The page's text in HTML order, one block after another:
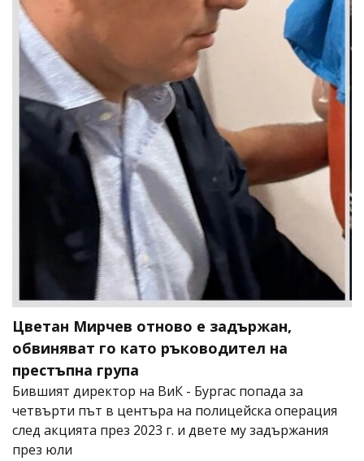
Цветан Мирчев отново е задържан,
обвиняват го като ръководител на
престъпна група
Бившият директор на ВиК - Бургас попада за
четвърти път в центъра на полицейска операция
след акцията през 2023 г. и двете му задържания
през юли